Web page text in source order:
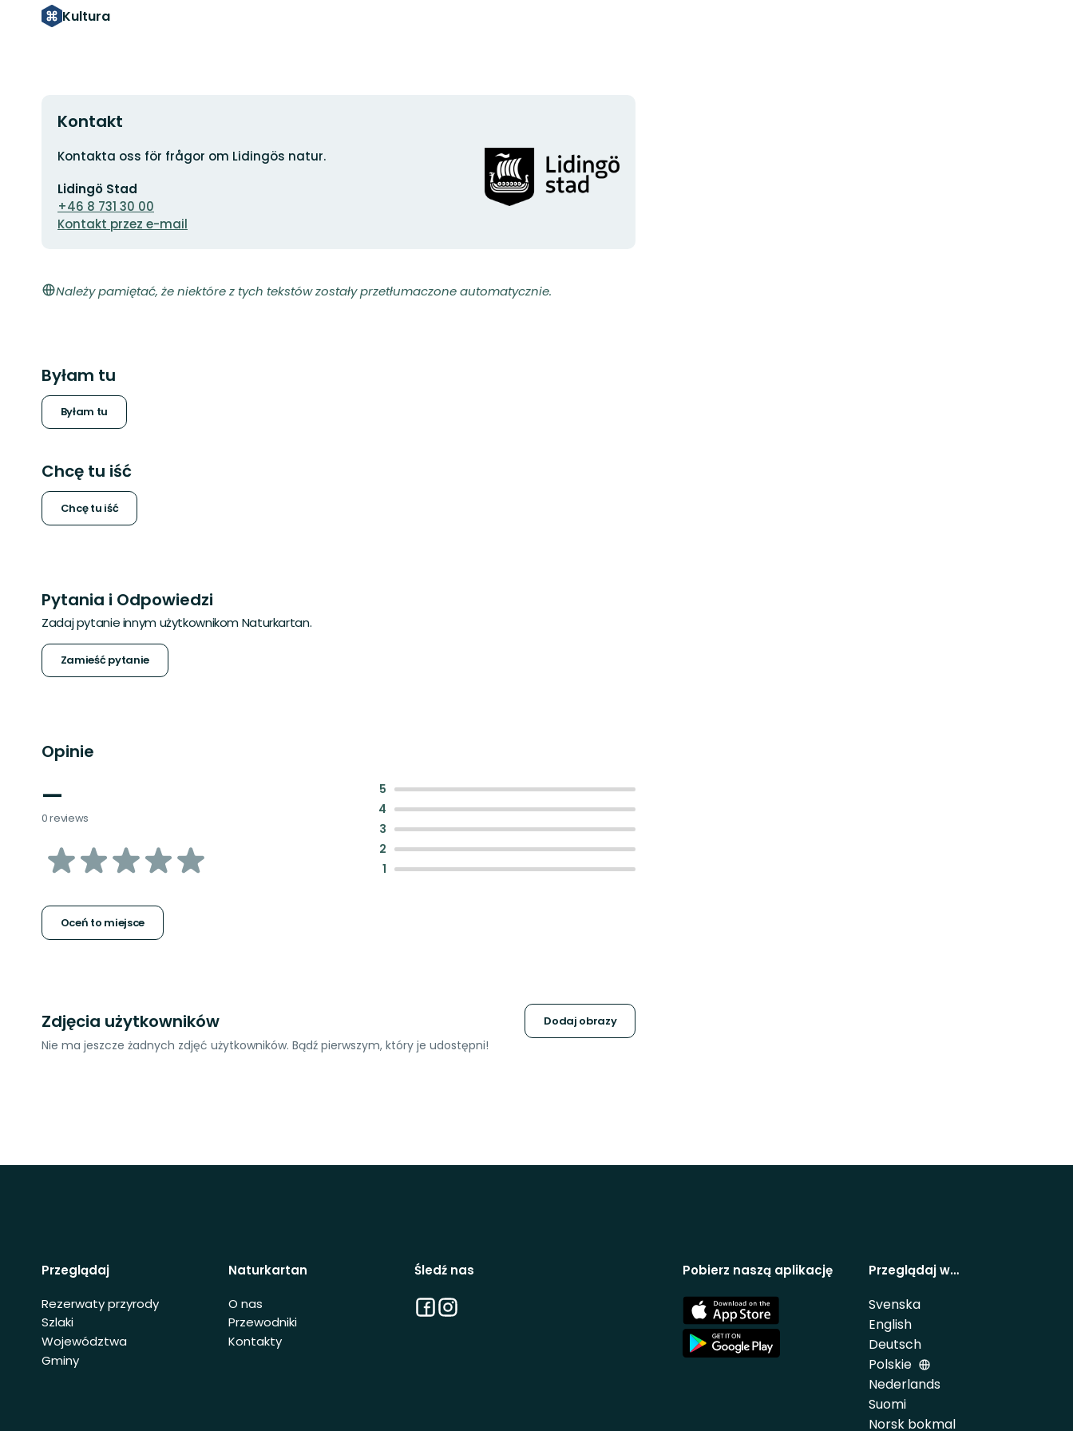
Kultura
Kontakt
Adres
Kontakta oss för frågor om Lidingös natur.
e-
mail
Lidingö Stad
+46 8 731 30 00
Kontakt przez e-mail
Logotyp
organizacji
Należy pamiętać, że niektóre z tych tekstów zostały przetłumaczone automatycznie.
Byłam tu
Byłam tu
Chcę tu iść
Chcę tu iść
Pytania i Odpowiedzi
Zadaj pytanie innym użytkownikom Naturkartan.
Zamieść pytanie
Opinie
—
0 reviews
z
gwiazdek
Oceń to miejsce
5
4
3
2
1
Zdjęcia użytkowników Dodaj obrazy
Nie ma jeszcze żadnych zdjęć użytkowników. Bądź pierwszym, który je udostępni!
Przeglądaj
Rezerwaty przyrody
Szlaki
Województwa
Gminy
Naturkartan
O nas
Przewodniki
Kontakty
Śledź nas
Facebook
Instagram
Pobierz naszą aplikację
App
Store
App
Store
Przeglądaj w…
Svenska
English
Deutsch
Polskie
Nederlands
Suomi
Norsk bokmal